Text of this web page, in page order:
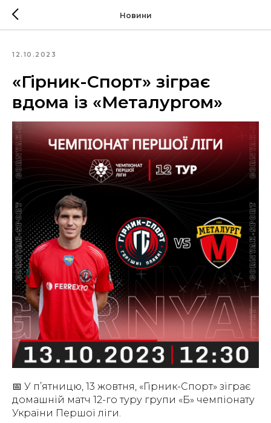
Новини
12.10.2023
«Гірник-Спорт» зіграє
вдома із «Металургом»
📅 У п’ятницю, 13 жовтня, «Гірник-Спорт» зіграє
домашній матч 12-го туру групи «Б» чемпіонату
України Першої ліги.